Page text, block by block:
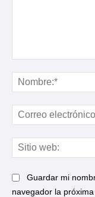
Guardar mi
navegador la